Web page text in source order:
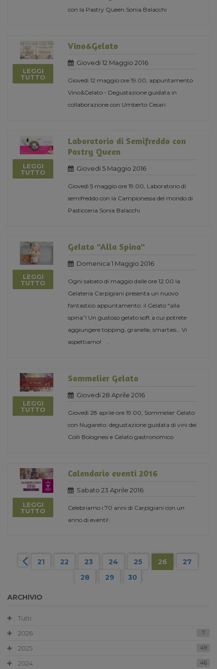
con la Pastry Queen Sonia Balacchi
LEGGI
TUTTO
Vino&Gelato
Giovedi 12 Maggio 2016
Giovedì 12 maggio ore 19.00, appuntamento
Vino&Gelato - Degustazione guidata in
collaborazione con Umberto Cesari
LEGGI
TUTTO
Laboratorio di Semifreddo con
Pastry Queen
Giovedi 5 Maggio 2016
Giovedì 5 maggio ore 19.00, Laboratorio di
semifreddo con la Campionessa del mondo di
Pasticceria Sonia Balacchi
LEGGI
TUTTO
Gelato "Alla Spina"
Domenica 1 Maggio 2016
Ogni sabato di maggio dalle ore 12.00 la
Gelateria Carpigiani presenta un nuovo
fantastico appuntamento: il Gelato “alla
spina”! Un gustoso gelato soft a cui potrete
aggiungere topping, granelle, smarties… Vi
aspettiamo!
LEGGI
TUTTO
Sommelier Gelato
Giovedi 28 Aprile 2016
Giovedì 28 aprile ore 19.00, Sommelier Gelato
con Nugareto: degustazione guidata di vini dei
Colli Bolognesi e Gelato gastronomico
LEGGI
TUTTO
Calendario eventi 2016
Sabato 23 Aprile 2016
Celebriamo i 70 anni di Carpigiani con un
anno di eventi!
21 22 23 24 25 26
27
28
29 30
ARCHIVIO
Tutti
2026
7
2025 49
2024 46